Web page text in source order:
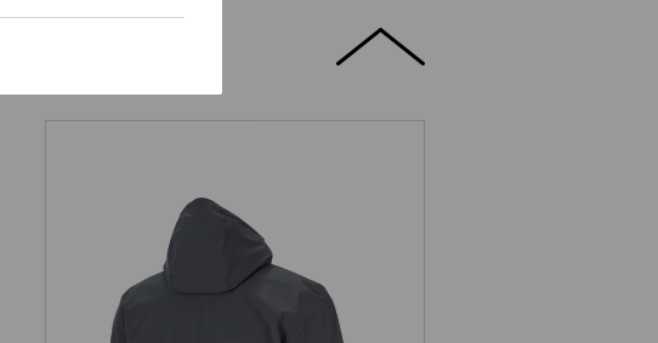
technique" pour obtenir plus d'informations.
Service de logos